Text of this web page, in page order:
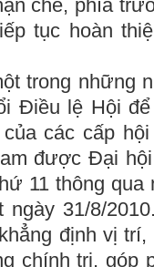
chế, phía
tục hoàn
trong những
Điều lệ Hội
các cấp
được Đại
11 thông qua
31/8/
định vị trí,
chính trị, góp